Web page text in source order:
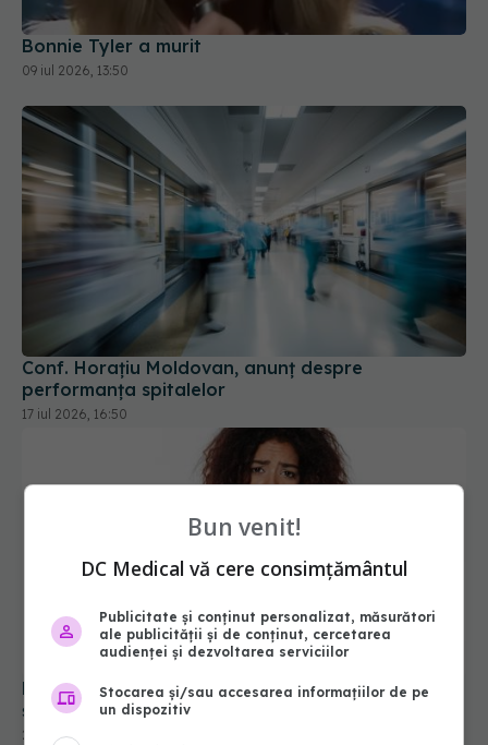
Bonnie Tyler a murit
09 iul 2026, 13:50
Conf. Horațiu Moldovan, anunț despre
performanța spitalelor
17 iul 2026, 16:50
Paracetamol sau ibuprofen: care este diferența
și când se ia fiecare
28 iun 2026, 14:00
Bun venit!
DC Medical vă cere consimțământul
Publicitate și conținut personalizat, măsurători
ale publicității și de conținut, cercetarea
audienței și dezvoltarea serviciilor
Stocarea și/sau accesarea informațiilor de pe
un dispozitiv